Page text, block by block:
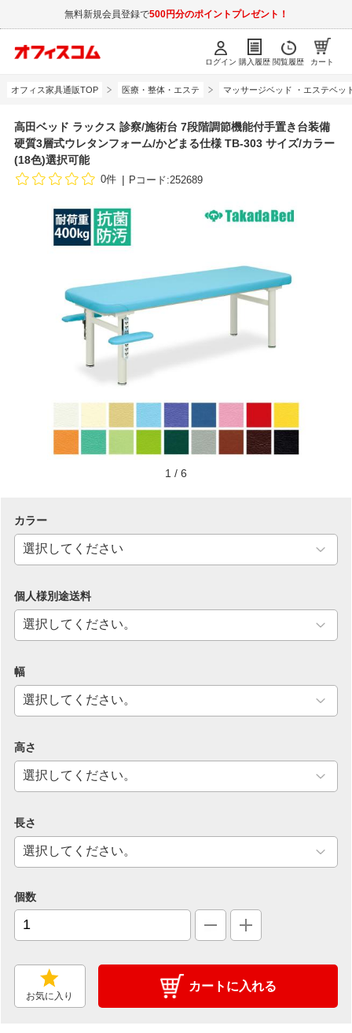
無料新規会員登録で500円分のポイントプレゼント！
ログイン 購入履歴 閲覧履歴 カート
オフィス家具通販TOP 医療・整体・エステ マッサージベッド ・エステベッ
高田ベッド ラックス 診察/施術台 7段階調節機能付手置き台装備
硬質3層式ウレタンフォーム/かどまる仕様 TB-303 サイズ/カラー
(18色)選択可能
0件 Pコード:252689
1 / 6
カラー
個人様別途送料
幅
高さ
長さ
個数
お気に入り
カートに入れる